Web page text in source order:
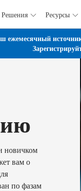
Перейти к
Решения  Ресурсы 
новичком
вам о
по фазам